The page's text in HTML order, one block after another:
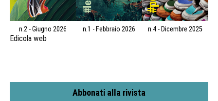
n.2 - Giugno 2026 n.1 - Febbraio 2026 n.4 - Dicembre 2025
Edicola web
Abbonati alla rivista